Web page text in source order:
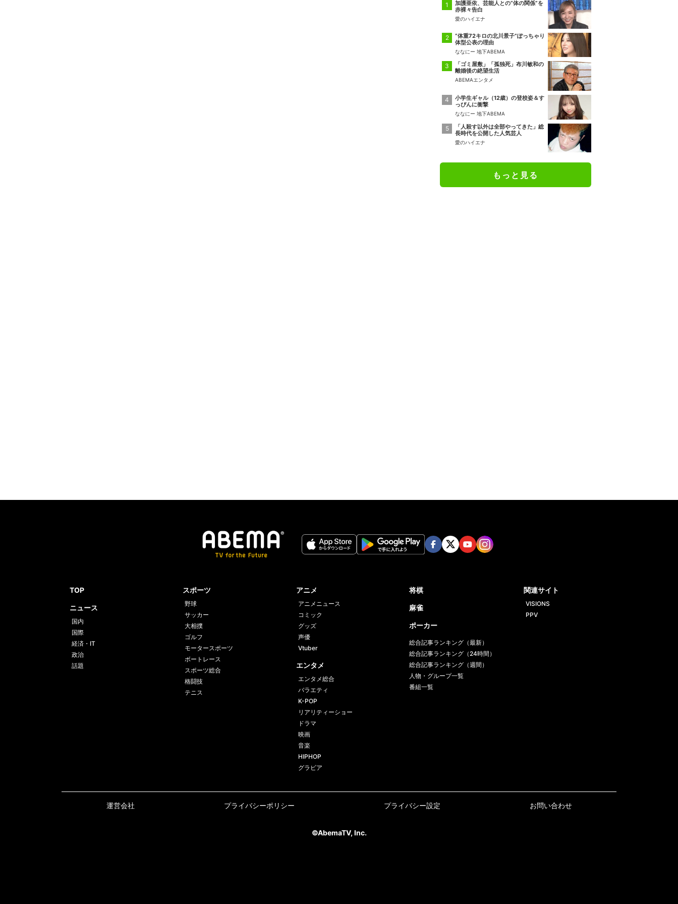
加護亜依、芸能人との“体の関係”を
赤裸々告白
愛のハイエナ
“体重72キロの北川景子”ぽっちゃり
体型公表の理由
ななにー 地下ABEMA
「ゴミ屋敷」「孤独死」布川敏和の
離婚後の絶望生活
ABEMAエンタメ
小学生ギャル（12歳）の登校姿＆す
っぴんに衝撃
ななにー 地下ABEMA
「人殺す以外は全部やってきた」総
長時代を公開した人気芸人
愛のハイエナ
もっと見る
TOP
ニュース
国内
国際
経済・IT
政治
話題
スポーツ
野球
サッカー
大相撲
ゴルフ
モータースポーツ
ボートレース
スポーツ総合
格闘技
テニス
アニメ
アニメニュース
コミック
グッズ
声優
Vtuber
エンタメ
エンタメ総合
バラエティ
K-POP
リアリティーショー
ドラマ
映画
音楽
HIPHOP
グラビア
将棋
麻雀
ポーカー
総合記事ランキング（最新）
総合記事ランキング（24時間）
総合記事ランキング（週間）
人物・グループ一覧
番組一覧
関連サイト
VISIONS
PPV
運営会社 プライバシーポリシー プライバシー設定 お問い合わせ
©AbemaTV, Inc.